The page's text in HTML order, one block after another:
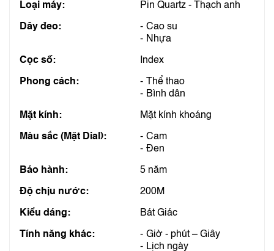
Loại máy: Pin Quartz - Thạch anh
Dây đeo:
Cao su
Nhựa
Cọc số: Index
Phong cách:
Thể thao
Bình dân
Mặt kính: Mặt kính khoáng
Màu sắc (Mặt Dial):
Cam
Đen
Bảo hành: 5 năm
Độ chịu nước: 200M
Kiểu dáng: Bát Giác
Tính năng khác:
Giờ - phút – Giây
Lịch ngày